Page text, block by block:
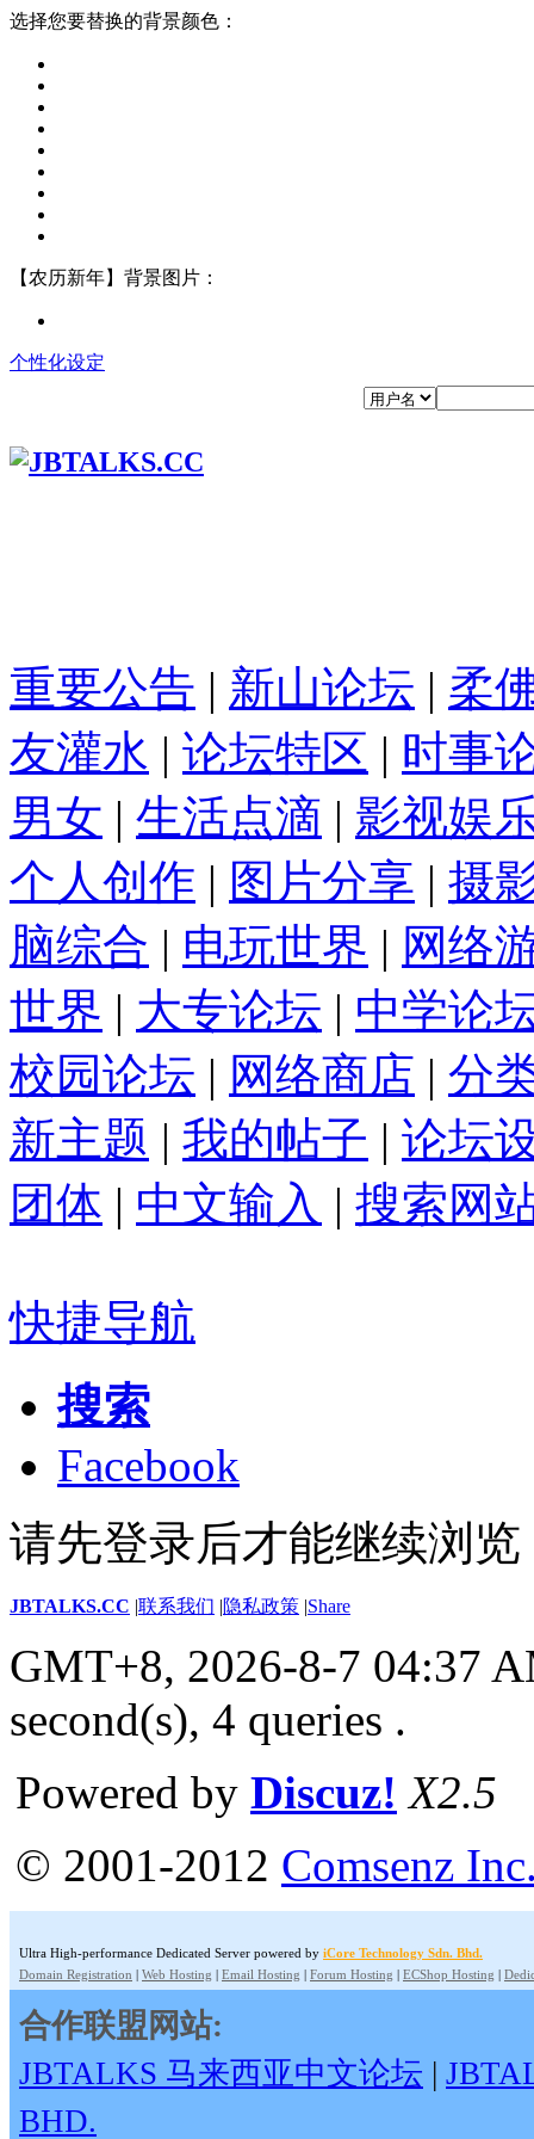
选择您要替换的背景颜色：
【农历新年】背景图片：
个性化设定
重要公告 | 新山论坛 | 柔
友灌水 | 论坛特区 | 时事
男女 | 生活点滴 | 影视娱
个人创作 | 图片分享 | 摄
脑综合 | 电玩世界 | 网络
世界 | 大专论坛 | 中学论
校园论坛 | 网络商店 | 分
新主题 | 我的帖子 | 论坛
团体 | 中文输入 | 搜索网
快捷导航
搜索
Facebook
请先登录后才能继续浏览
JBTALKS.CC |联系我们 |隐私政策 |Share
GMT+8, 2026-8-7 04:37
second(s), 4 queries .
Powered by Discuz! X2.5
© 2001-2012 Comsenz
Ultra High-performance Dedicated Server powered by iCore Technology Sdn. Bhd.
Domain Registration | Web Hosting | Email Hosting | Forum Hosting | ECShop Hosting |
合作联盟网站:
JBTALKS 马来西亚中文论坛 |
BHD.